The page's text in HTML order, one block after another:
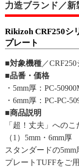
力造ブランド／新
Rikizoh CRF250シ
プレート
■対象機種 ／
■品番・価格
・5mm厚：PC-
・6mm厚：PC-PC-
■商品説明
「超！丈夫」へのこ
（1）5mm・6mm厚
スタンダードの
プレートTUFFをご